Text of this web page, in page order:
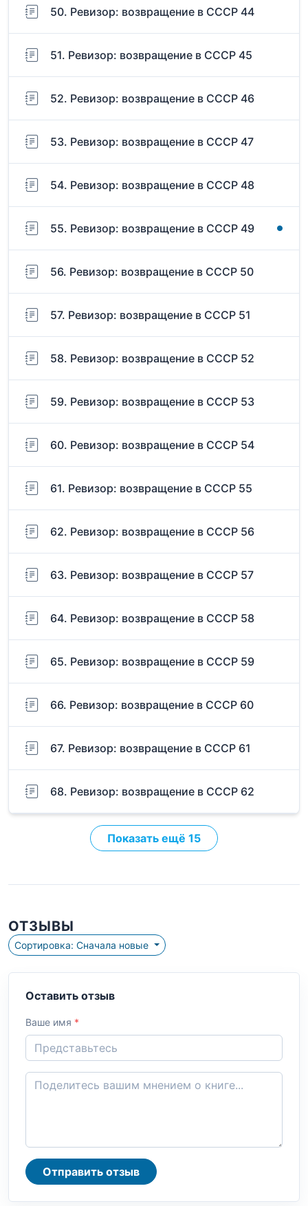
50. Ревизор: возвращение в СССР 44
51. Ревизор: возвращение в СССР 45
52. Ревизор: возвращение в СССР 46
53. Ревизор: возвращение в СССР 47
54. Ревизор: возвращение в СССР 48
55. Ревизор: возвращение в СССР 49
56. Ревизор: возвращение в СССР 50
57. Ревизор: возвращение в СССР 51
58. Ревизор: возвращение в СССР 52
59. Ревизор: возвращение в СССР 53
60. Ревизор: возвращение в СССР 54
61. Ревизор: возвращение в СССР 55
62. Ревизор: возвращение в СССР 56
63. Ревизор: возвращение в СССР 57
64. Ревизор: возвращение в СССР 58
65. Ревизор: возвращение в СССР 59
66. Ревизор: возвращение в СССР 60
67. Ревизор: возвращение в СССР 61
68. Ревизор: возвращение в СССР 62
Показать ещё 15
ОТЗЫВЫ
Сортировка: Сначала новые
Оставить отзыв
Ваше имя *
Отправить отзыв